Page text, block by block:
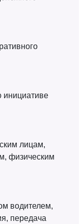
инициативе
лицам,
физическим
водителем,
передача